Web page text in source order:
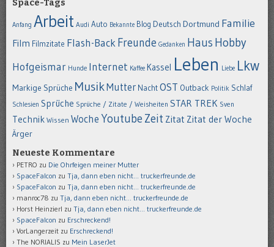
Space-Tags
Anfang Arbeit Audi Auto Bekannte Blog Deutsch Dortmund Familie
Film Filmzitate Flash-BackFreunde Gedanken Haus Hobby
Hofgeismar Hunde Internet Kaffee Kassel Leben Liebe Lkw
Markige Sprüche MusikMutter NachtOST Outback Politik Schlaf
Schlesien Sprüche Sprüche / Zitate / Weisheiten STAR TREK Sven
Technik Wissen Woche Youtube Zeit Zitat Zitat der Woche
Ärger
Neueste Kommentare
PETRO zu Die Ohrfeigen meiner Mutter
SpaceFalcon zu Tja, dann eben nicht… truckerfreunde.de
SpaceFalcon zu Tja, dann eben nicht… truckerfreunde.de
manroc78 zu Tja, dann eben nicht… truckerfreunde.de
Horst Heinzierl zu Tja, dann eben nicht… truckerfreunde.de
SpaceFalcon zu Erschreckend!
VorLangerzeit zu Erschreckend!
The NORIALIS zu Mein LaserJet